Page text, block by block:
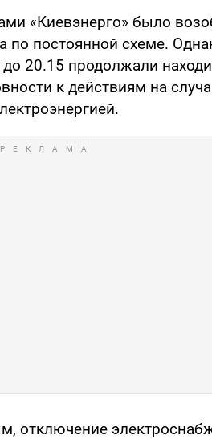
«Киевэнерго» было
по постоянной схеме.
20.15 продолжали
к действиям на
отключение